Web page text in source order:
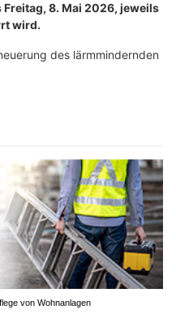
8. Mai 2026, jeweils
wird.
des lärmmindernden
von Wohnanlagen